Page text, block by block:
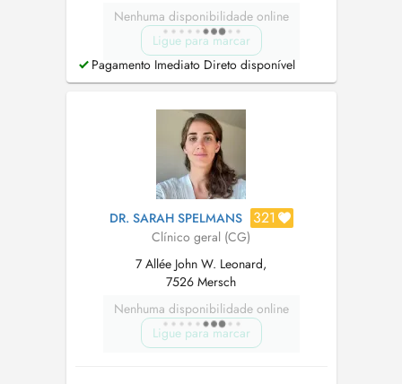
Nenhuma disponibilidade online
Ligue para marcar
Pagamento Imediato Direto disponível
DR. SARAH SPELMANS 321
Clínico geral (CG)
7 Allée John W. Leonard,
7526 Mersch
Nenhuma disponibilidade online
Ligue para marcar